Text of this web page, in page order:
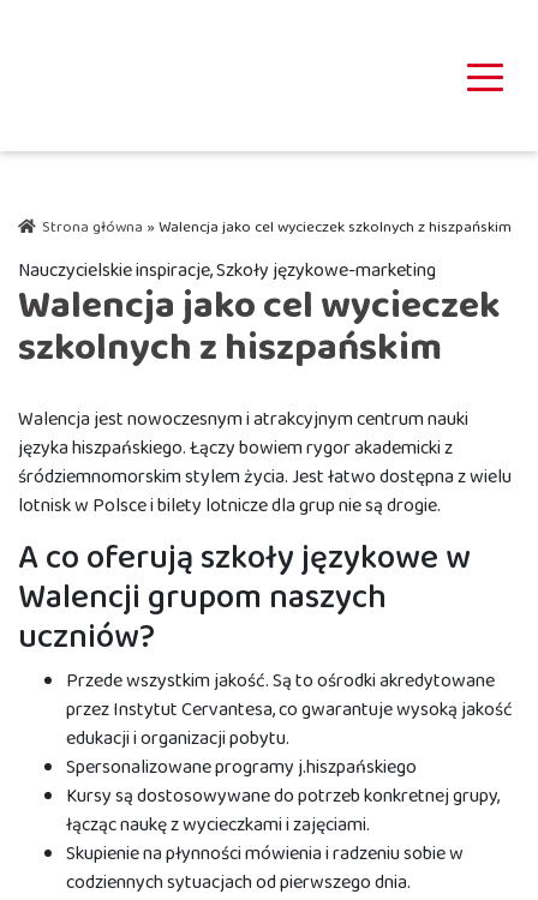
Strona główna » Walencja jako cel wycieczek szkolnych z hiszpańskim
Nauczycielskie inspiracje, Szkoły językowe-marketing
Walencja jako cel wycieczek
szkolnych z hiszpańskim
Walencja jest nowoczesnym i atrakcyjnym centrum nauki
języka hiszpańskiego. Łączy bowiem rygor akademicki z
śródziemnomorskim stylem życia. Jest łatwo dostępna z wielu
lotnisk w Polsce i bilety lotnicze dla grup nie są drogie.
A co oferują szkoły językowe w
Walencji grupom naszych
uczniów?
Przede wszystkim jakość. Są to ośrodki akredytowane
przez Instytut Cervantesa, co gwarantuje wysoką jakość
edukacji i organizacji pobytu.
Spersonalizowane programy j.hiszpańskiego
Kursy są dostosowywane do potrzeb konkretnej grupy,
łącząc naukę z wycieczkami i zajęciami.
Skupienie na płynności mówienia i radzeniu sobie w
codziennych sytuacjach od pierwszego dnia.